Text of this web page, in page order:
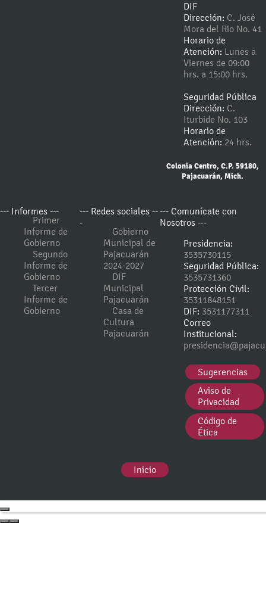
DIF
Dirección: C. José
Mora del Rio No. 41
Horario de
Atención: Lunes a
Viernes de 09:00
hrs. a 15:00 hrs.
Seguridad Pública
Dirección: C.
Iturbide No. 103
Horario de
Atención: 24 hrs.
Colonia Centro, C.P. 59180,
Pajacuarán, Mich.
--- Informes ---
Primer
Informe de
Gobierno
Segundo
Informe de
Gobierno
Tercer
Informe de
Gobierno
--- Redes sociales --
-
Gobierno
Municipal de
Pajacuarán
2024-2027
DIF
Municipal
Pajacuarán
Casa de
Cultura
Pajacuarán
--- Comunícate con
Nosotros ---
Presidencia:
3535730115
Seguridad Pública:
3535731360
Protección Civil:
35311848151
DIF: 3531177311
Correo
Institucional:
Sugerencias
Aviso de
Privacidad
Código de
Ética
Inicio